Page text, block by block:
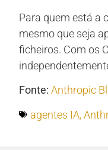
Para quem está a
mesmo que seja
ficheiros. Com os
Fonte: Anthropic
agentes IA,